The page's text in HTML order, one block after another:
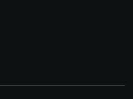
disabilitati.